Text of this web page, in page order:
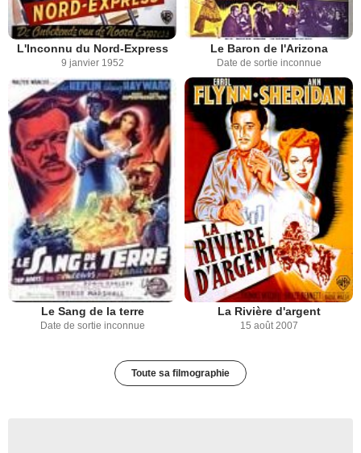
L'Inconnu du Nord-Express
9 janvier 1952
Le Baron de l'Arizona
Date de sortie inconnue
Le Sang de la terre
Date de sortie inconnue
La Rivière d'argent
15 août 2007
Toute sa filmographie